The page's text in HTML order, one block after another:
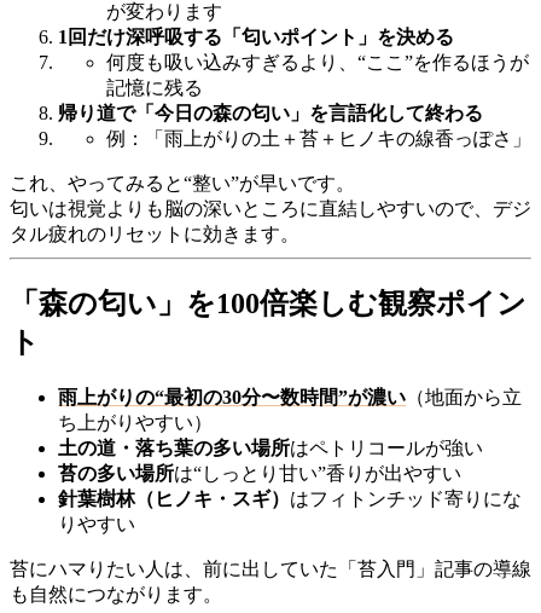
が変わります
1回だけ深呼吸する「匂いポイント」を決める
何度も吸い込みすぎるより、“ここ”を作るほうが
記憶に残る
帰り道で「今日の森の匂い」を言語化して終わる
例：「雨上がりの土＋苔＋ヒノキの線香っぽさ」
これ、やってみると“整い”が早いです。
匂いは視覚よりも脳の深いところに直結しやすいので、デジ
タル疲れのリセットに効きます。
「森の匂い」を100倍楽しむ観察ポイン
ト
雨上がりの“最初の30分〜数時間”が濃い （地面から立
ち上がりやすい）
土の道・落ち葉の多い場所はペトリコールが強い
苔の多い場所は“しっとり甘い”香りが出やすい
針葉樹林（ヒノキ・スギ） はフィトンチッド寄りにな
りやすい
苔にハマりたい人は、前に出していた「苔入門」記事の導線
も自然につながります。